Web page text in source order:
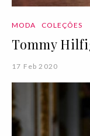
MODA COLEÇÕES
Tommy
17 Feb 2020